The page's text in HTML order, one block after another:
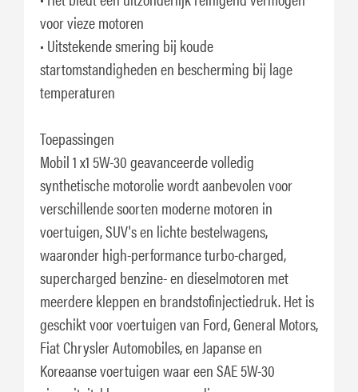
voor vieze motoren
• Uitstekende smering bij koude
startomstandigheden en bescherming bij lage
temperaturen
Toepassingen
Mobil 1 x1 5W-30 geavanceerde volledig
synthetische motorolie wordt aanbevolen voor
verschillende soorten moderne motoren in
voertuigen, SUV's en lichte bestelwagens,
waaronder high-performance turbo-charged,
supercharged benzine- en dieselmotoren met
meerdere kleppen en brandstofinjectiedruk. Het is
geschikt voor voertuigen van Ford, General Motors,
Fiat Chrysler Automobiles, en Japanse en
Koreaanse voertuigen waar een SAE 5W-30